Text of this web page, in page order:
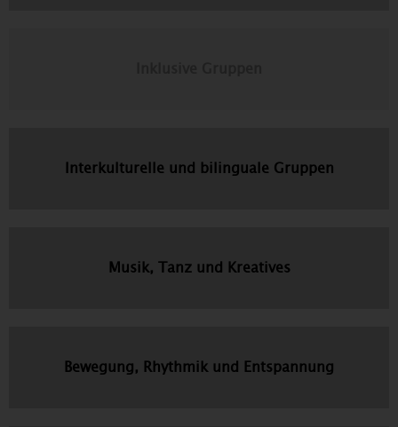
Interkulturelle und bilinguale Gruppen
Musik, Tanz und Kreatives
Bewegung, Rhythmik und Entspannung